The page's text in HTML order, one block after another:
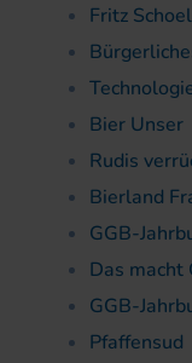
Fritz
Bier Unser
Rudis
Bierland
GGB-
Das macht
GGB-
Pfaffensud